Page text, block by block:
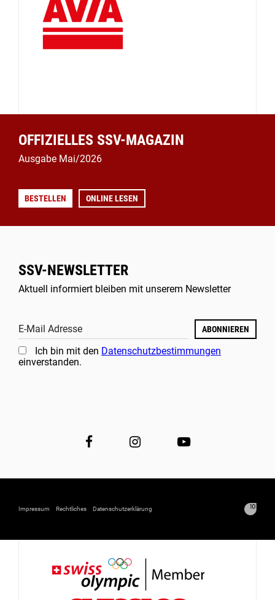
OFFIZIELLES SSV-MAGAZIN
Ausgabe Mai/2026
BESTELLEN ONLINE LESEN
SSV-NEWSLETTER
Aktuell informiert bleiben mit unserem Newsletter
E-Mail Adresse ABONNIEREN
Ich bin mit den Datenschutzbestimmungen
einverstanden.
Impressum Rechtliches Datenschutzerklärung